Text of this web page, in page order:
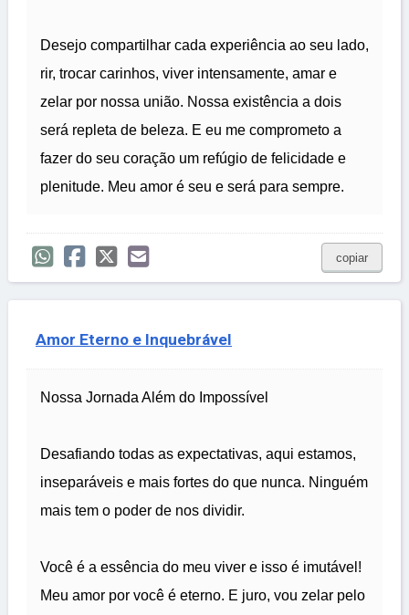
Desejo compartilhar cada experiência ao seu lado,
rir, trocar carinhos, viver intensamente, amar e
zelar por nossa união. Nossa existência a dois
será repleta de beleza. E eu me comprometo a
fazer do seu coração um refúgio de felicidade e
plenitude. Meu amor é seu e será para sempre.
copiar
Amor Eterno e Inquebrável
Nossa Jornada Além do Impossível
Desafiando todas as expectativas, aqui estamos,
inseparáveis e mais fortes do que nunca. Ninguém
mais tem o poder de nos dividir.
Você é a essência do meu viver e isso é imutável!
Meu amor por você é eterno. E juro, vou zelar pelo